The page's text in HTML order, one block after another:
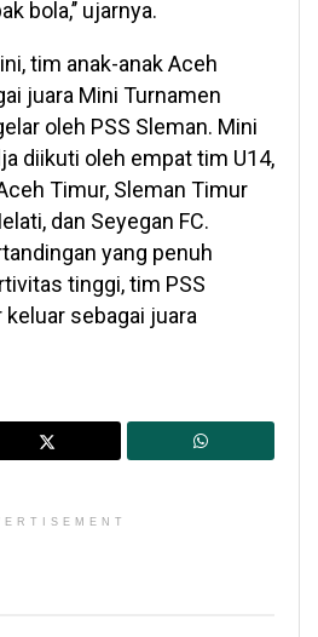
bola,’’ ujarnya.
tim anak-anak Aceh
juara Mini Turnamen
oleh PSS Sleman. Mini
diikuti oleh empat tim U14,
Timur, Sleman Timur
dan Seyegan FC.
yang penuh
tinggi, tim PSS
sebagai juara